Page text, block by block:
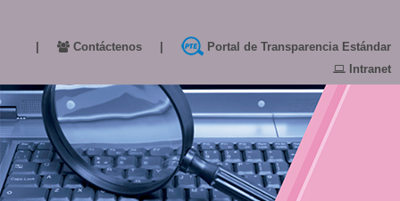
Portal de Transparencia Estándar
Contáctenos
Intranet